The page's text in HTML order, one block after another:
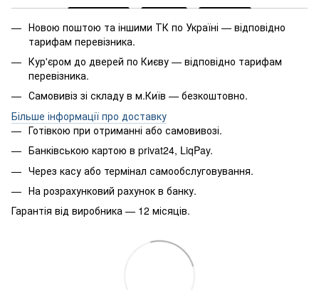
Новою поштою та іншими ТК по Україні — відповідно
тарифам перевізника.
Кур'єром до дверей по Києву — відповідно тарифам
перевізника.
Самовивіз зі складу в м.Київ — безкоштовно.
Більше інформації про доставку
Готівкою при отриманні або самовивозі.
Банківською картою в privat24, LiqPay.
Через касу або термінал самообслуговування.
На розрахунковий рахунок в банку.
Гарантія від виробника — 12 місяців.